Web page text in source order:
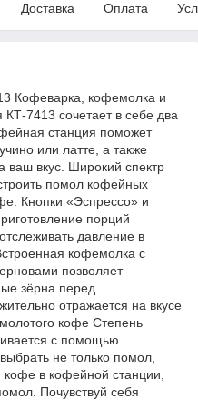
Доставка Оплата
Кофеварка, кофемолка и
7413 сочетает в себе два
станция поможет
или латте, а также
ваш вкус. Широкий спектр
помол кофейных
Кнопки «Эспрессо» и
порций
давление в
кофемолка с
позволяет
зёрна перед
отражается на вкусе
кофе Степень
с помощью
не только помол,
в кофейной станции,
Почувствуй себя